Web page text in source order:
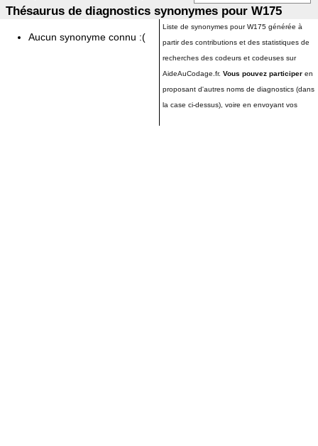
Thésaurus de diagnostics synonymes pour W175
Aucun synonyme connu :(
Liste de synonymes pour W175 générée à
partir des contributions et des statistiques de
recherches des codeurs et codeuses sur
AideAuCodage.fr. Vous pouvez participer en
proposant d'autres noms de diagnostics (dans
la case ci-dessus), voire en envoyant vos